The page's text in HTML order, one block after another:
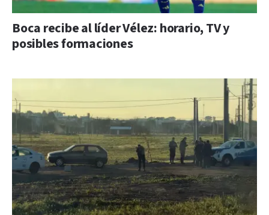
Boca recibe al líder Vélez: horario, TV y
posibles formaciones